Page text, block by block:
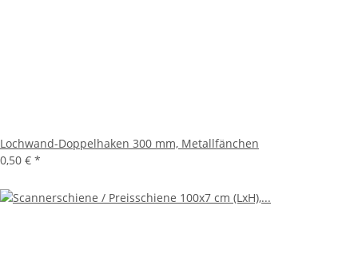
Lochwand-Doppelhaken 300 mm, Metallfänchen
0,50 € *